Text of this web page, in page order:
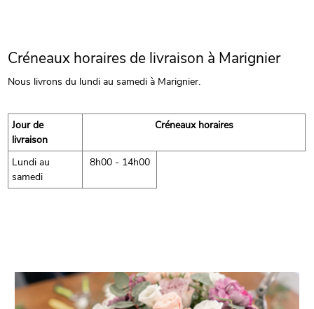
Créneaux horaires de livraison à Marignier
Nous livrons du lundi au samedi à Marignier.
Jour de
livraison
Créneaux horaires
Lundi au
samedi
8h00 - 14h00